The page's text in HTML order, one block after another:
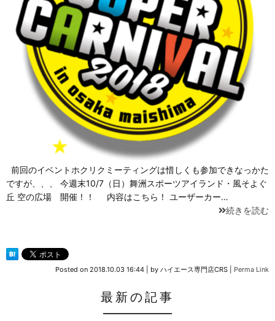
前回のイベントホクリクミーティングは惜しくも参加できなっかた
ですが、、、 今週末10/7（日）舞洲スポーツアイランド・風そよぐ
丘 空の広場 開催！！ 内容はこちら！ ユーザーカー…
続きを読む
Posted on 2018.10.03 16:44 by ハイエース専門店CRS Perma Link
最新の記事